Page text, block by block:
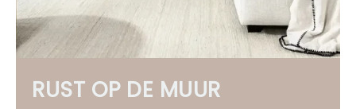
RUST OP DE MUUR